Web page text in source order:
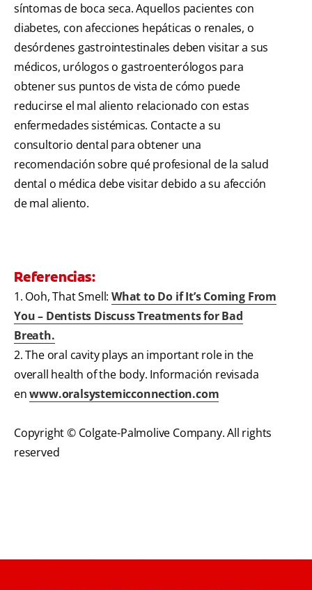
síntomas de boca seca. Aquellos pacientes con
diabetes, con afecciones hepáticas o renales, o
desórdenes gastrointestinales deben visitar a sus
médicos, urólogos o gastroenterólogos para
obtener sus puntos de vista de cómo puede
reducirse el mal aliento relacionado con estas
enfermedades sistémicas. Contacte a su
consultorio dental para obtener una
recomendación sobre qué profesional de la salud
dental o médica debe visitar debido a su afección
de mal aliento.
Referencias:
1. Ooh, That Smell: What to Do if It’s Coming From
You – Dentists Discuss Treatments for Bad
Breath.
2. The oral cavity plays an important role in the
overall health of the body. Información revisada
enwww.oralsystemicconnection.com
Copyright © Colgate-Palmolive Company. All rights
reserved